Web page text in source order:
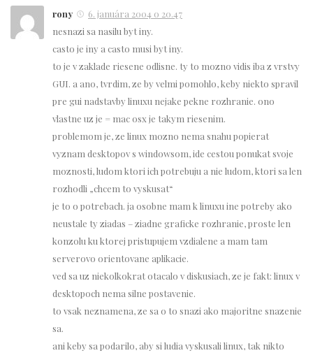
rony
6. januára 2004 o 20.47
nesnazi sa nasilu byt iny.
casto je iny a casto musi byt iny.
to je v zaklade riesene odlisne. ty to mozno vidis iba z vrstvy
GUI. a ano, tvrdim, ze by velmi pomohlo, keby niekto spravil
pre gui nadstavby linuxu nejake pekne rozhranie. ono
vlastne uz je = mac osx je takym riesenim.
problemom je, ze linux mozno nema snahu popierat
vyznam desktopov s windowsom, ide cestou ponukat svoje
moznosti, ludom ktori ich potrebuju a nie ludom, ktori sa len
rozhodli „chcem to vyskusat“
je to o potrebach. ja osobne mam k linuxu ine potreby ako
neustale ty ziadas – ziadne graficke rozhranie, proste len
konzolu ku ktorej pristupujem vzdialene a mam tam
serverovo orientovane aplikacie.
ved sa uz niekolkokrat otacalo v diskusiach, ze je fakt: linux v
desktopoch nema silne postavenie.
to vsak neznamena, ze sa o to snazi ako majoritne snazenie
sa.
ani keby sa podarilo, aby si ludia vyskusali linux, tak nikto